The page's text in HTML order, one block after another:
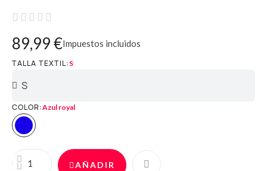
    
89,99 €Impuestos incluidos
TALLA TEXTIL S
COLOR Azul royal
AÑADIR